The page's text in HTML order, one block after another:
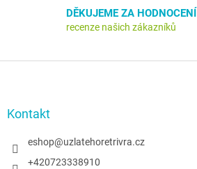
s
u
DĚKUJEME ZA HODNOCENÍ
recenze našich zákazníků
Kontakt
eshop@uzlatehoretrivra.cz
+420723338910